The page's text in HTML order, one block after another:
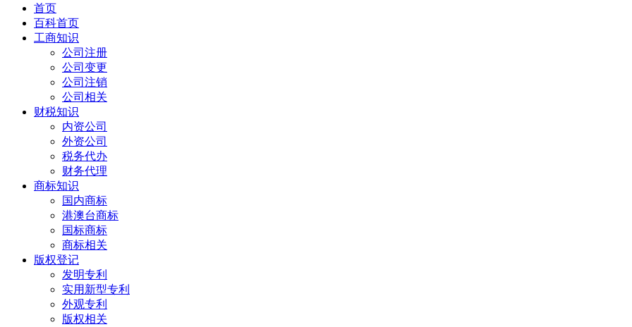
首页
百科首页
工商知识
公司注册
公司变更
公司注销
公司相关
财税知识
内资公司
外资公司
税务代办
财务代理
商标知识
国内商标
港澳台商标
国标商标
商标相关
版权登记
发明专利
实用新型专利
外观专利
版权相关